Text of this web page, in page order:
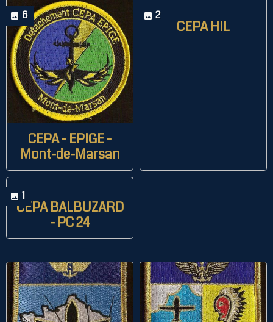
6
CEPA - EPIGE -
Mont-de-Marsan
2
CEPA HIL
1
CEPA BALBUZARD
- PC 24